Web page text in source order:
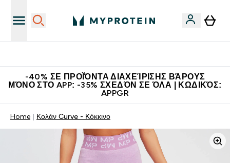
-40% ΣΕ ΠΡΟΪΌΝΤΑ ΔΙΑΧΕΊΡΙΣΗΣ ΒΆΡΟΥΣ
ΜΌΝΟ ΣΤΟ APP: -35% ΣΧΕΔΌΝ ΣΕ ΌΛΑ | ΚΩΔΙΚΌΣ:
APPGR
Home Κολάν Curve - Κόκκινο